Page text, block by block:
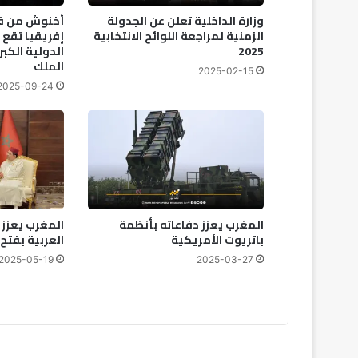
ت
ف
وزارة الداخلية تعلن عن الجدولة
الزمنية لمراجعة اللوائح الانتخابية
2025
2025-02-15
أخنوش من
إفريقيا
الدولية
الملك
09-24
المغرب يعزز دفاعاته بأنظمة
باتريوت الأمريكية
2025-03-27
المغرب
العربية
2025-05-19